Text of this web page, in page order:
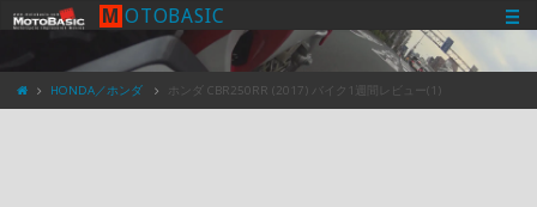
M OTOBASIC
HONDA／ホンダ ホンダ CBR250RR (2017) バイク1週間レビュー(1)